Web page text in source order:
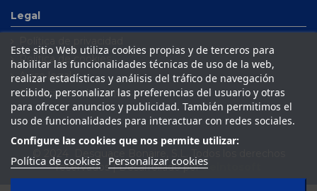
Legal
Política de cookies
Aviso legal
Condiciones de venta
Este sitio Web utiliza cookies propias y de terceros para
habilitar las funcionalidades técnicas de uso de la web,
realizar estadísticas y análisis del tráfico de navegación
recibido, personalizar las preferencias del usuario y otras
para ofrecer anuncios y publicidad. También permitimos el
uso de funcionalidades para interactuar con redes sociales.
Configure las cookies que nos permite utilizar:
Política de cookies Personalizar cookies
reservados | Desarrollado porSeintosoft